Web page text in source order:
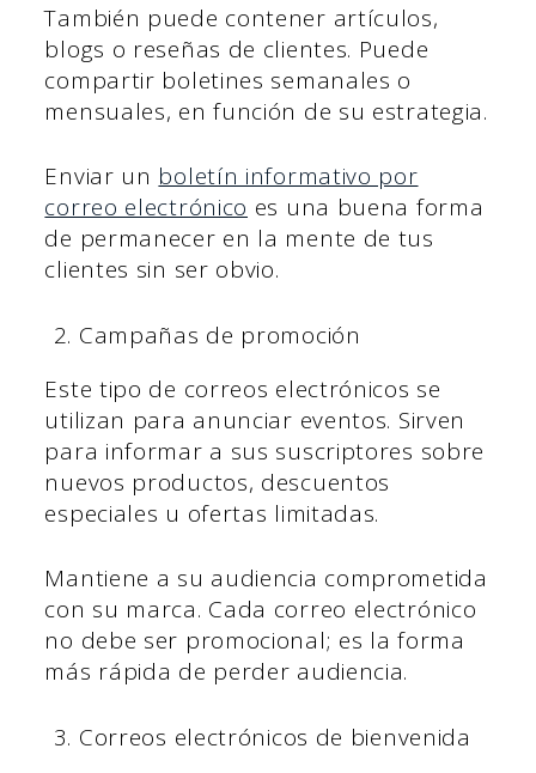
También puede contener artículos,
blogs o reseñas de clientes. Puede
compartir boletines semanales o
mensuales, en función de su estrategia.
Enviar un boletín informativo por
correo electrónico es una buena forma
de permanecer en la mente de tus
clientes sin ser obvio.
Campañas de promoción
Este tipo de correos electrónicos se
utilizan para anunciar eventos. Sirven
para informar a sus suscriptores sobre
nuevos productos, descuentos
especiales u ofertas limitadas.
Mantiene a su audiencia comprometida
con su marca. Cada correo electrónico
no debe ser promocional; es la forma
más rápida de perder audiencia.
Correos electrónicos de bienvenida